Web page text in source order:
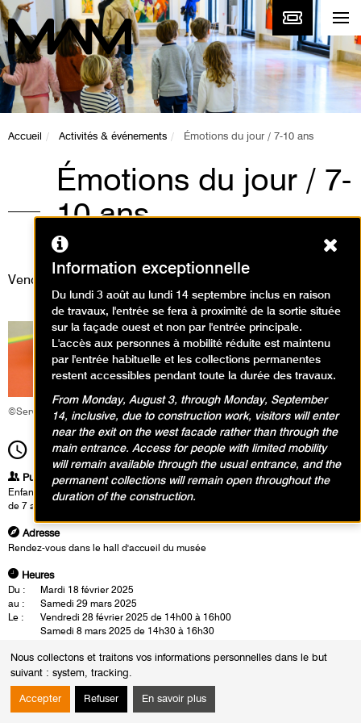
Nous collectons et traitons vos informations personnelles dans le but
suivant : system, tracking.
Accepter Refuser En savoir plus
Accueil Activités & événements Émotions du jour / 7-10 ans
Émotions du jour / 7-
10 ans
Ateliers / Atelier arts plastiques
Vendredi 28 février 2025
©Service éducatif et culturel
14h00Durée2h00
Publics
Enfants / Ados
de 7 ans à 10 ans
Adresse
Rendez-vous dans le hall d'accueil du musée
Heures
Du :
Mardi 18 février 2025
au :
Samedi 29 mars 2025
Le :
Vendredi 28 février 2025 de 14h00 à 16h00
Samedi 8 mars 2025 de 14h30 à 16h30
Qui n’a pas entendu : «Tu es de bien mauvaise humeur aujourd’hui»?
C’est en partant de ce principe que le jeune public sélectionne, avec
l’aide d’un intervenant du musée, les œuvres qui reflètent une bonne ou
Information exceptionnelle
Du lundi 3 août au lundi 14 septembre inclus en raison
de travaux, l'entrée se fera à proximité de la sortie située
sur la façade ouest et non par l'entrée principale.
L'accès aux personnes à mobilité réduite est maintenu
par l'entrée habituelle et les collections permanentes
restent accessibles pendant toute la durée des travaux.
From Monday, August 3, through Monday, September
14, inclusive, due to construction work, visitors will enter
near the exit on the west facade rather than through the
main entrance. Access for people with limited mobility
will remain available through the usual entrance, and the
permanent collections will remain open throughout the
duration of the construction.